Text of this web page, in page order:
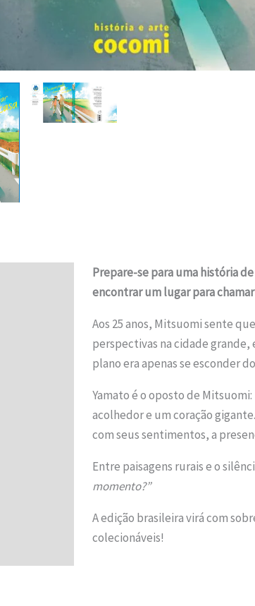
Prepare-se para uma história
encontrar um lugar para
Aos 25 anos, Mitsuomi sente
perspectivas na cidade grande,
plano era apenas se esconder
Yamato é o oposto de
acolhedor e um coração
com seus sentimentos, a
Entre paisagens rurais e o
momento?”
A edição brasileira virá com
colecionáveis!